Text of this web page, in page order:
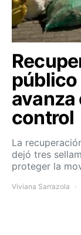
público
avanza
control
La
dejó tres
proteger la
Viviana Sarrazola